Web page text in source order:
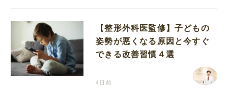
【整形外科医監修】子どもの
姿勢が悪くなる原因と今すぐ
できる改善習慣４選
4日前